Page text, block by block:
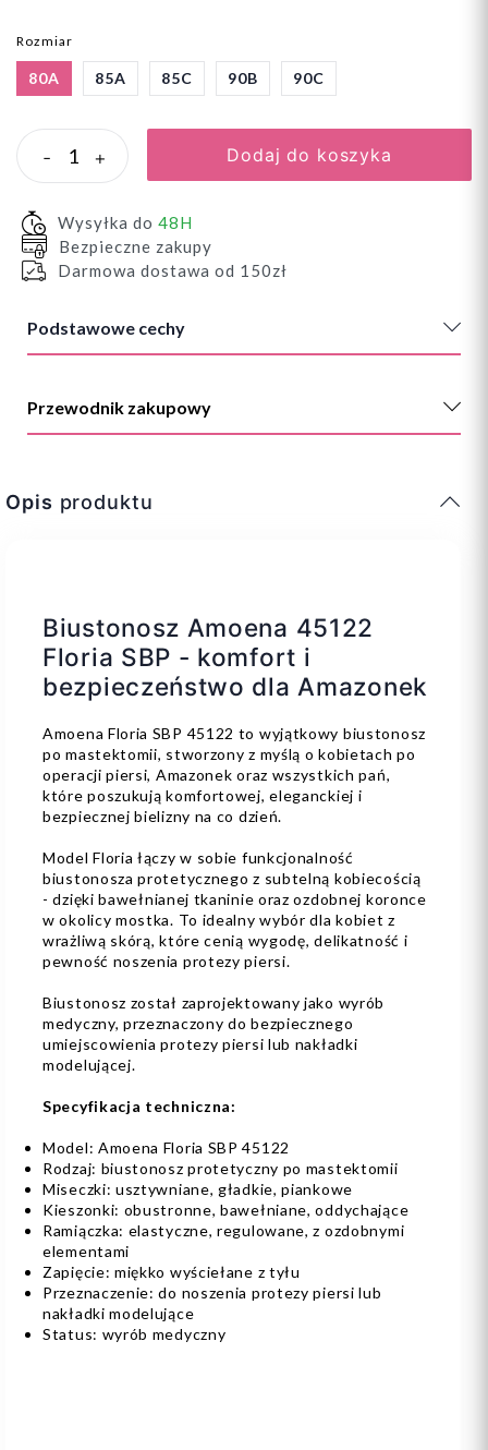
Rozmiar
80A 85A 85C 90B 90C
- + Dodaj do koszyka
Wysyłka do 48H
Bezpieczne zakupy
Darmowa dostawa od 150zł
Podstawowe cechy
Przewodnik zakupowy
Opis produktu
Biustonosz Amoena 45122
Floria SBP - komfort i
bezpieczeństwo dla Amazonek
Amoena Floria SBP 45122 to wyjątkowy biustonosz
po mastektomii, stworzony z myślą o kobietach po
operacji piersi, Amazonek oraz wszystkich pań,
które poszukują komfortowej, eleganckiej i
bezpiecznej bielizny na co dzień.
Model Floria łączy w sobie funkcjonalność
biustonosza protetycznego z subtelną kobiecością
- dzięki bawełnianej tkaninie oraz ozdobnej koronce
w okolicy mostka. To idealny wybór dla kobiet z
wrażliwą skórą, które cenią wygodę, delikatność i
pewność noszenia protezy piersi.
Biustonosz został zaprojektowany jako wyrób
medyczny, przeznaczony do bezpiecznego
umiejscowienia protezy piersi lub nakładki
modelującej.
Specyfikacja techniczna:
Model: Amoena Floria SBP 45122
Rodzaj: biustonosz protetyczny po mastektomii
Miseczki: usztywniane, gładkie, piankowe
Kieszonki: obustronne, bawełniane, oddychające
Ramiączka: elastyczne, regulowane, z ozdobnymi
elementami
Zapięcie: miękko wyściełane z tyłu
Przeznaczenie: do noszenia protezy piersi lub
nakładki modelujące
Status: wyrób medyczny